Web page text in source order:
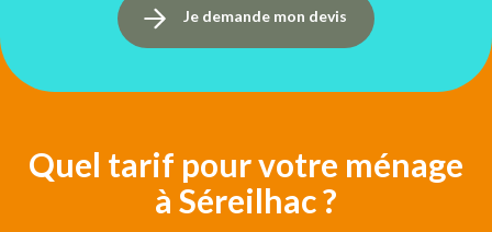
Je demande mon devis
Quel tarif pour votre ménage
à Séreilhac ?